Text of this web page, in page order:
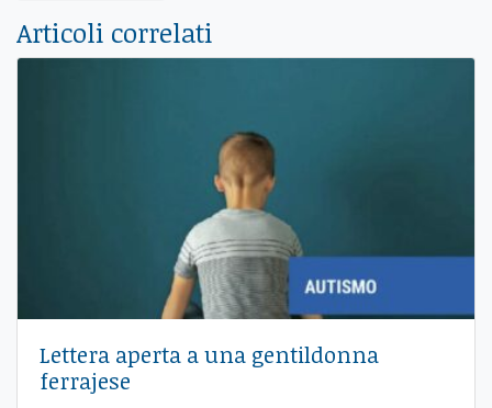
Articoli correlati
Lettera aperta a una gentildonna
ferrajese